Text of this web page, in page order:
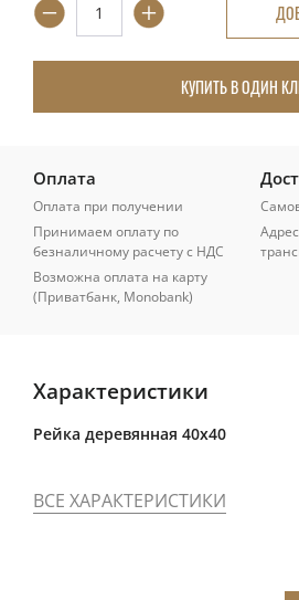
КУПИТЬ В ОДИН
Оплата
Оплата при получении
Принимаем оплату по
безналичному расчету с НДС
Возможна оплата на карту
(Приватбанк, Monobank)
Характеристики
Рейка деревянная 40x40
ВСЕ ХАРАКТЕРИСТИКИ